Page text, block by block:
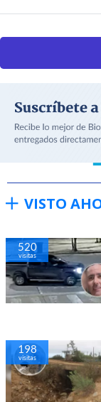
VISTO
520
visitas
198
visitas